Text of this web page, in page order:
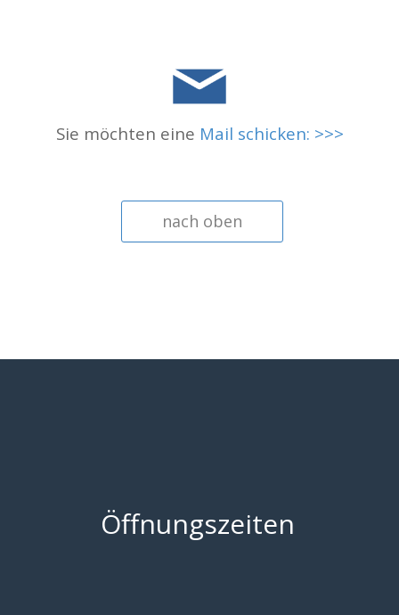
Sie möchten eine Mail schicken: >>>
nach oben
Öffnungszeiten